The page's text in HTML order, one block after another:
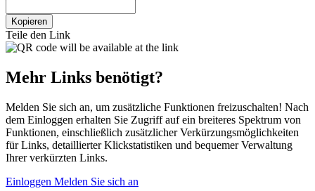
Kopieren
Teile den Link
Mehr Links benötigt?
Melden Sie sich an, um zusätzliche Funktionen freizuschalten! Nach
dem Einloggen erhalten Sie Zugriff auf ein breiteres Spektrum von
Funktionen, einschließlich zusätzlicher Verkürzungsmöglichkeiten
für Links, detaillierter Klickstatistiken und bequemer Verwaltung
Ihrer verkürzten Links.
Einloggen Melden Sie sich an